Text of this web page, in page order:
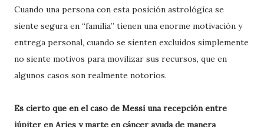
Cuando una persona con esta posición astrológica se
siente segura en “familia” tienen una enorme motivación y
entrega personal, cuando se sienten excluidos simplemente
no siente motivos para movilizar sus recursos, que en
algunos casos son realmente notorios.
Es cierto que en el caso de Messi una recepción entre
júpiter en Aries y marte en cáncer ayuda de manera